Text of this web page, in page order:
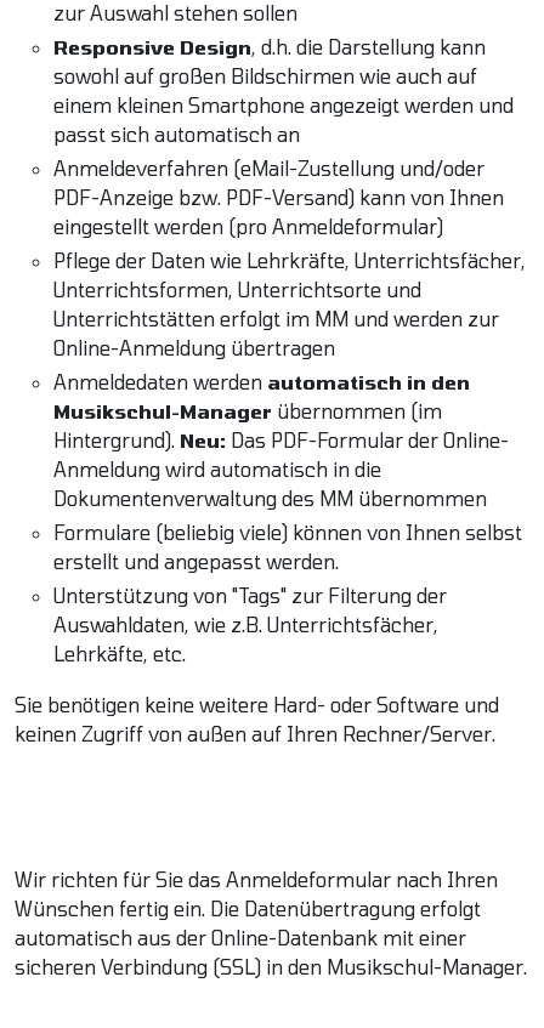
zur Auswahl stehen sollen
Responsive Design, d.h. die Darstellung kann
sowohl auf großen Bildschirmen wie auch auf
einem kleinen Smartphone angezeigt werden und
passt sich automatisch an
Anmeldeverfahren (eMail-Zustellung und/oder
PDF-Anzeige bzw. PDF-Versand) kann von Ihnen
eingestellt werden (pro Anmeldeformular)
Pflege der Daten wie Lehrkräfte, Unterrichtsfächer,
Unterrichtsformen, Unterrichtsorte und
Unterrichtstätten erfolgt im MM und werden zur
Online-Anmeldung übertragen
Anmeldedaten werden automatisch in den
Musikschul-Manager übernommen (im
Hintergrund). Neu: Das PDF-Formular der Online-
Anmeldung wird automatisch in die
Dokumentenverwaltung des MM übernommen
Formulare (beliebig viele) können von Ihnen selbst
erstellt und angepasst werden.
Unterstützung von "Tags" zur Filterung der
Auswahldaten, wie z.B. Unterrichtsfächer,
Lehrkäfte, etc.
Sie benötigen keine weitere Hard- oder Software und
keinen Zugriff von außen auf Ihren Rechner/Server.
Wir richten für Sie das Anmeldeformular nach Ihren
Wünschen fertig ein. Die Datenübertragung erfolgt
automatisch aus der Online-Datenbank mit einer
sicheren Verbindung (SSL) in den Musikschul-Manager.